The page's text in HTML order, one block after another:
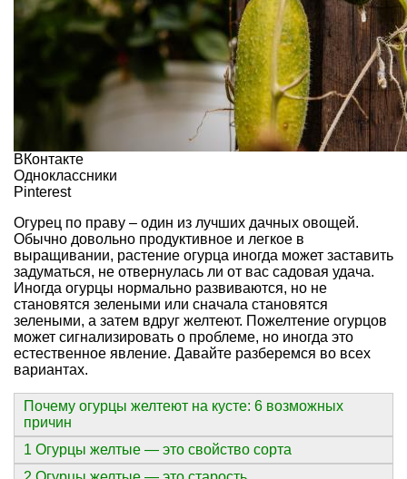
ВКонтакте
Одноклассники
Pinterest
Огурец по праву – один из лучших дачных овощей.
Обычно довольно продуктивное и легкое в
выращивании, растение огурца иногда может заставить
задуматься, не отвернулась ли от вас садовая удача.
Иногда огурцы нормально развиваются, но не
становятся зелеными или сначала становятся
зелеными, а затем вдруг желтеют. Пожелтение огурцов
может сигнализировать о проблеме, но иногда это
естественное явление. Давайте разберемся во всех
вариантах.
Почему огурцы желтеют на кусте: 6 возможных
причин
1 Огурцы желтые — это свойство сорта